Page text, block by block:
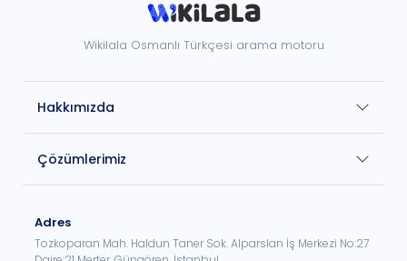
Wikilala Osmanlı Türkçesi arama motoru
Hakkımızda
Çözümlerimiz
Adres
Tozkoparan Mah. Haldun Taner Sok. Alparslan İş Merkezi No:27